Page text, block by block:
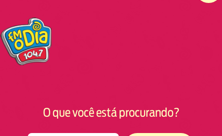
O que você está procurando?